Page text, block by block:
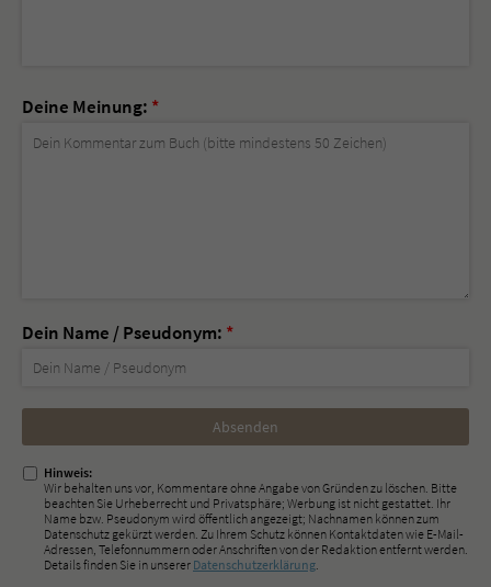
Deine Meinung: *
Dein Name / Pseudonym: *
Nicht
ausfüllen!
Hinweis:
Wir behalten uns vor, Kommentare ohne Angabe von Gründen zu löschen. Bitte
beachten Sie Urheberrecht und Privatsphäre; Werbung ist nicht gestattet. Ihr
Name bzw. Pseudonym wird öffentlich angezeigt; Nachnamen können zum
Datenschutz gekürzt werden. Zu Ihrem Schutz können Kontaktdaten wie E-Mail-
Adressen, Telefonnummern oder Anschriften von der Redaktion entfernt werden.
Details finden Sie in unserer Datenschutzerklärung.